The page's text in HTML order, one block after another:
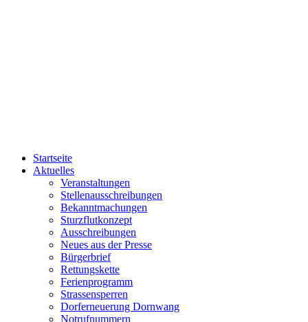
Startseite
Aktuelles
Veranstaltungen
Stellenausschreibungen
Bekanntmachungen
Sturzflutkonzept
Ausschreibungen
Neues aus der Presse
Bürgerbrief
Rettungskette
Ferienprogramm
Strassensperren
Dorferneuerung Dornwang
Notrufnummern